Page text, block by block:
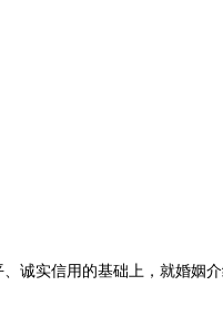
实信用的基础上，就婚姻